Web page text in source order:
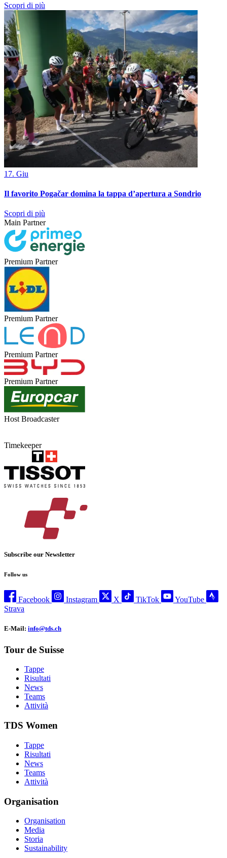
Scopri di più
17. Giu
Il favorito Pogačar domina la tappa d’apertura a Sondrio
Scopri di più
Main Partner
Premium Partner
Premium Partner
Premium Partner
Premium Partner
Host Broadcaster
Timekeeper
Subscribe our Newsletter
Follow us
Facebook Instagram X TikTok
YouTube
Strava
E-Mail: info@tds.ch
Tour de Suisse
Tappe
Risultati
News
Teams
Attività
TDS Women
Tappe
Risultati
News
Teams
Attività
Organisation
Organisation
Media
Storia
Sustainability